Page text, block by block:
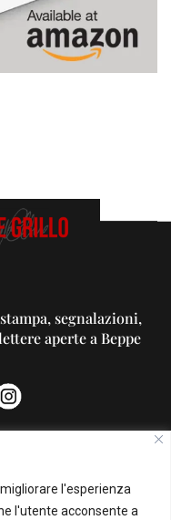
l'esperienza
l'utente acconsente a
segnalazioni,
aperte a Beppe
PUBBLICITA'
su questo Blog: